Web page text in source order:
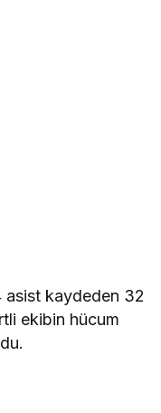
asist kaydeden 32
ekibin hücum